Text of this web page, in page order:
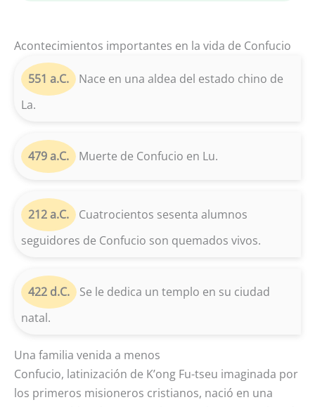
Acontecimientos importantes en la vida de Confucio
551 a.C.
Nace en una aldea del estado chino de
La.
479 a.C. Muerte de Confucio en Lu.
212 a.C.
Cuatrocientos sesenta alumnos
seguidores de Confucio son quemados vivos.
422 d.C.
Se le dedica un templo en su ciudad
natal.
Una familia venida a menos
Confucio, latinización de K’ong Fu-tseu imaginada por
los primeros misioneros cristianos, nació en una